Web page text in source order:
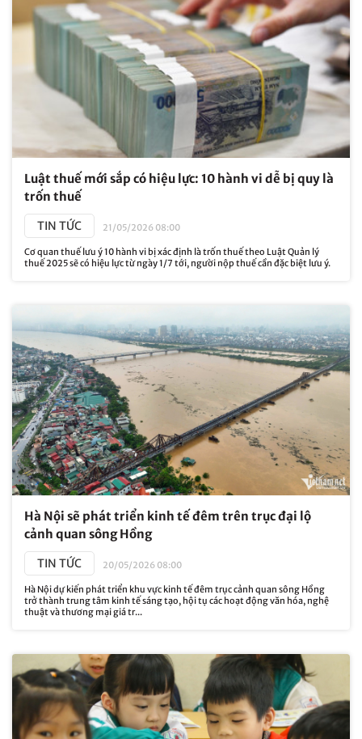
Luật thuế mới sắp có hiệu lực: 10 hành vi dễ bị quy là
trốn thuế
TIN TỨC 21/05/2026 08:00
Cơ quan thuế lưu ý 10 hành vi bị xác định là trốn thuế theo Luật Quản lý
thuế 2025 sẽ có hiệu lực từ ngày 1/7 tới, người nộp thuế cần đặc biệt lưu ý.
Hà Nội sẽ phát triển kinh tế đêm trên trục đại lộ
cảnh quan sông Hồng
TIN TỨC 20/05/2026 08:00
Hà Nội dự kiến phát triển khu vực kinh tế đêm trục cảnh quan sông Hồng
trở thành trung tâm kinh tế sáng tạo, hội tụ các hoạt động văn hóa, nghệ
thuật và thương mại giá tr...